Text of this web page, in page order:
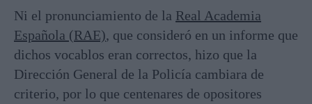
Ni el pronunciamiento de la Real Academia
Española (RAE), que consideró en un informe que
dichos vocablos eran correctos, hizo que la
Dirección General de la Policía cambiara de
criterio, por lo que centenares de opositores